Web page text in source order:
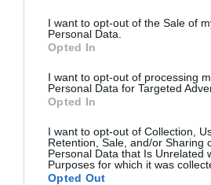
I want to opt-out of the Sale of
Personal Data.
Opted In
I want to opt-out of processing
Personal Data for Targeted
Opted In
I want to opt-out of Collection,
Retention, Sale, and/or Sharing
Personal Data that Is Unrelated
Purposes for which it was
Opted Out
asmenybę
Kai kurių gyvūnų spermatozoidai
Tyrimas:
skaitmeninėmis